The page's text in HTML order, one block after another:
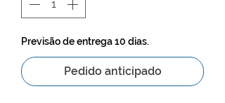
Previsão de entrega 10 dias.
Pedido anticipado